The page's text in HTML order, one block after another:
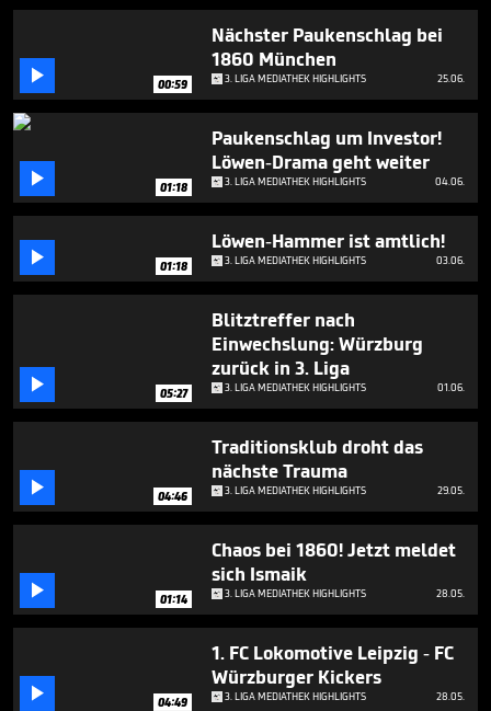
4
seconds
 00:59
Nächster Paukenschlag bei
1860 München
3. LIGA MEDIATHEK HIGHLIGHTS 25.06.
 01:18
Paukenschlag um Investor!
Löwen-Drama geht weiter
3. LIGA MEDIATHEK HIGHLIGHTS 04.06.
 01:18
Löwen-Hammer ist amtlich!
3. LIGA MEDIATHEK HIGHLIGHTS 03.06.
 05:27
Blitztreffer nach
Einwechslung: Würzburg
zurück in 3. Liga
3. LIGA MEDIATHEK HIGHLIGHTS 01.06.
 04:46
Traditionsklub droht das
nächste Trauma
3. LIGA MEDIATHEK HIGHLIGHTS 29.05.
 01:14
Chaos bei 1860! Jetzt meldet
sich Ismaik
3. LIGA MEDIATHEK HIGHLIGHTS 28.05.
 04:49
1. FC Lokomotive Leipzig - FC
Würzburger Kickers
3. LIGA MEDIATHEK HIGHLIGHTS 28.05.